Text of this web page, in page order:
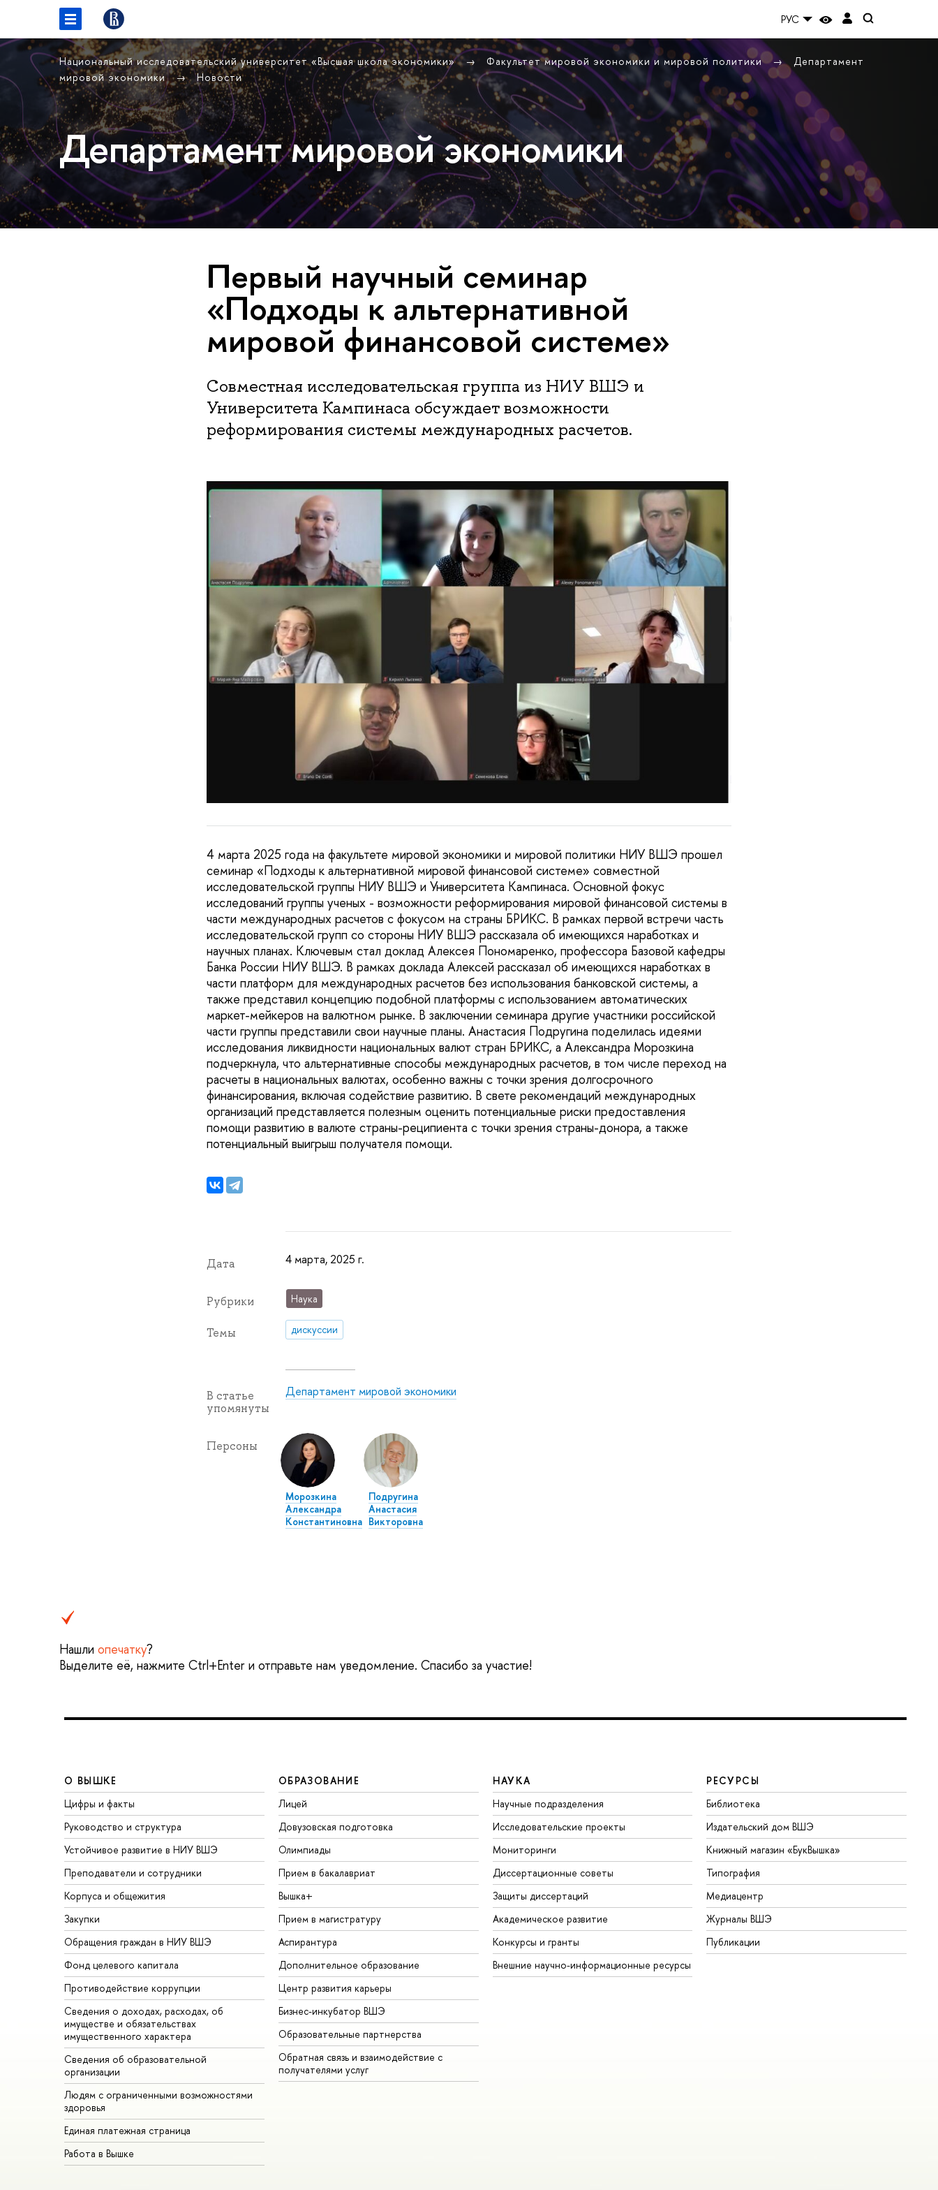
РУС
Национальный исследовательский университет «Высшая школа экономики» Факультет мировой экономики и мировой политики
Департамент
мировой экономики
Новости
Департамент мировой экономики
Первый научный семинар
«Подходы к альтернативной
мировой финансовой системе»
Совместная исследовательская группа из НИУ ВШЭ и
Университета Кампинаса обсуждает возможности
реформирования системы международных расчетов.
4 марта 2025 года на факультете мировой экономики и мировой политики НИУ ВШЭ прошел
семинар «Подходы к альтернативной мировой финансовой системе» совместной
исследовательской группы НИУ ВШЭ и Университета Кампинаса. Основной фокус
исследований группы ученых - возможности реформирования мировой финансовой системы в
части международных расчетов с фокусом на страны БРИКС. В рамках первой встречи часть
исследовательской групп со стороны НИУ ВШЭ рассказала об имеющихся наработках и
научных планах. Ключевым стал доклад Алексея Пономаренко, профессора Базовой кафедры
Банка России НИУ ВШЭ. В рамках доклада Алексей рассказал об имеющихся наработках в
части платформ для международных расчетов без использования банковской системы, а
также представил концепцию подобной платформы с использованием автоматических
маркет-мейкеров на валютном рынке. В заключении семинара другие участники российской
части группы представили свои научные планы. Анастасия Подругина поделилась идеями
исследования ликвидности национальных валют стран БРИКС, а Александра Морозкина
подчеркнула, что альтернативные способы международных расчетов, в том числе переход на
расчеты в национальных валютах, особенно важны с точки зрения долгосрочного
финансирования, включая содействие развитию. В свете рекомендаций международных
организаций представляется полезным оценить потенциальные риски предоставления
помощи развитию в валюте страны-реципиента с точки зрения страны-донора, а также
потенциальный выигрыш получателя помощи.
Дата 4 марта, 2025 г.
Рубрики Наука
Темы дискуссии
В статье
упомянуты
Департамент мировой экономики
Персоны
Морозкина
Александра
Константиновна
Подругина
Анастасия
Викторовна
Нашли опечатку?
Выделите её, нажмите Ctrl+Enter и отправьте нам уведомление. Спасибо за участие!
О ВЫШКЕ
Цифры и факты
Руководство и структура
Устойчивое развитие в НИУ ВШЭ
Преподаватели и сотрудники
Корпуса и общежития
Закупки
Обращения граждан в НИУ ВШЭ
Фонд целевого капитала
Противодействие коррупции
Сведения о доходах, расходах, об
имуществе и обязательствах
имущественного характера
Сведения об образовательной
организации
Людям с ограниченными возможностями
здоровья
Единая платежная страница
Работа в Вышке
ОБРАЗОВАНИЕ
Лицей
Довузовская подготовка
Олимпиады
Прием в бакалавриат
Вышка+
Прием в магистратуру
Аспирантура
Дополнительное образование
Центр развития карьеры
Бизнес-инкубатор ВШЭ
Образовательные партнерства
Обратная связь и взаимодействие с
получателями услуг
НАУКА
Научные подразделения
Исследовательские проекты
Мониторинги
Диссертационные советы
Защиты диссертаций
Академическое развитие
Конкурсы и гранты
Внешние научно-информационные ресурсы
РЕСУРСЫ
Библиотека
Издательский дом ВШЭ
Книжный магазин «БукВышка»
Типография
Медиацентр
Журналы ВШЭ
Публикации